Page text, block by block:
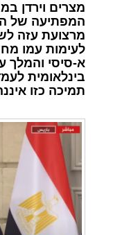
מצרים וירדן
המפתיעה של
מרצועת עזה
לעימות עמו
א-סיסי והמלך
בינלאומית
תמיכה כזו